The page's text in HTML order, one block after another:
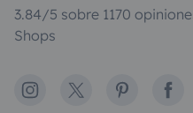
3.84/5 sobre 1170
Shops
Instagram
X Pinterest